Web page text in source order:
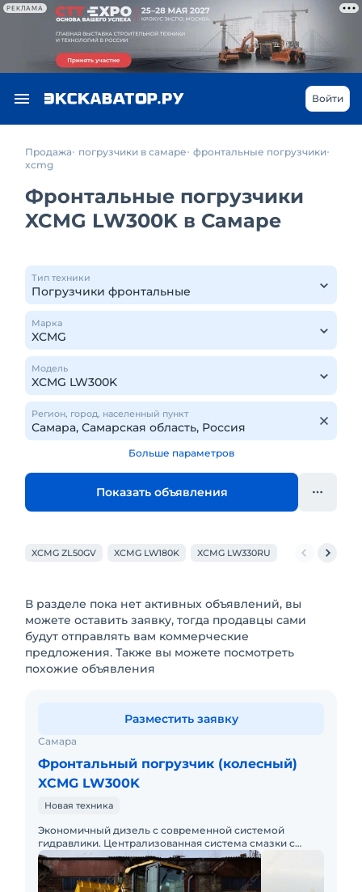
РЕКЛАМА
Войти
Продажа погрузчики в самаре фронтальные погрузчики
xcmg
Фронтальные погрузчики
XCMG LW300K в Самаре
Тип техники
Марка
Модель
Регион, город, населенный пункт
Больше параметров
Показать объявления
XCMG ZL50GV XCMG LW180K XCMG LW330RU XCMG XC938
В разделе пока нет активных объявлений, вы
можете оставить заявку, тогда продавцы сами
будут отправлять вам коммерческие
предложения. Также вы можете посмотреть
похожие объявления
Самара
Фронтальный погрузчик (колесный)
XCMG LW300K
Новая техника
Экономичный дизель с современной системой
гидравлики. Централизованная система смазки с
компьютерным управлением. Специальная цена при
покупке в лизинг. Без нар
Разместить заявку